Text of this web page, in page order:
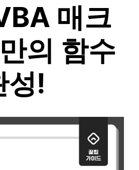
매크
의 함수
성!